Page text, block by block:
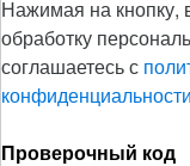
Нажимая на кнопку,
обработку
соглашаетесь с
конфиденциальности
Проверочный код